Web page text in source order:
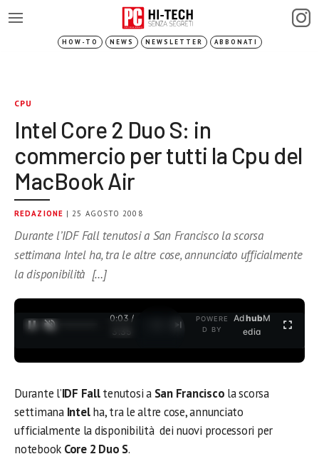
HOW-TO NEWS NEWSLETTER ABBONATI
CPU
Intel Core 2 Duo S: in
commercio per tutti la Cpu del
MacBook Air
REDAZIONE | 25 AGOSTO 2008
Durante l’IDF Fall tenutosi a San Francisco la scorsa
settimana Intel ha, tra le altre cose, annunciato ufficialmente
la disponibilità […]
0:03 /
3:35
POWERE
D BY
AdhubM
edia
Durante l’IDF Falltenutosi a San Francisco la scorsa
settimana Intelha, tra le altre cose, annunciato
ufficialmente la disponibilità dei nuovi processori per
notebook Core 2 Duo S.